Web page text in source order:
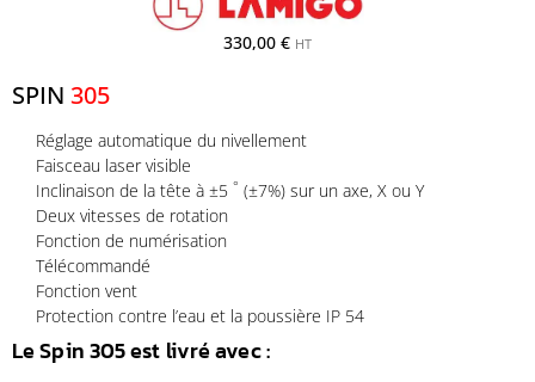
330,00 € HT
SPIN 305
Réglage automatique du nivellement
Faisceau laser visible
Inclinaison de la tête à ±5 ° (±7%) sur un axe, X ou Y
Deux vitesses de rotation
Fonction de numérisation
Télécommandé
Fonction vent
Protection contre l’eau et la poussière IP 54
Le Spin 305 est livré avec :